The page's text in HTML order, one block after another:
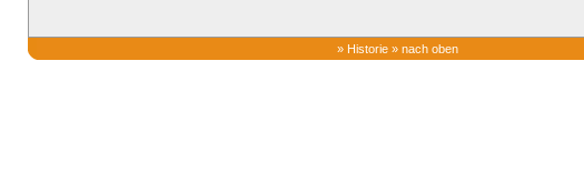
» Historie » nach oben